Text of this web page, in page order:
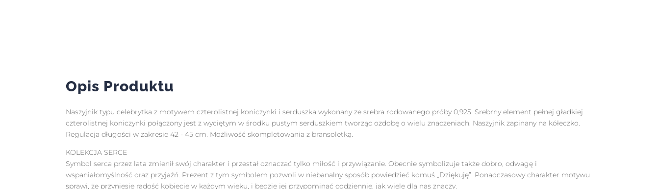
Opis Produktu
Naszyjnik typu celebrytka z motywem czterolistnej koniczynki i serduszka wykonany ze srebra rodowanego próby 0,925. Srebrny element pełnej gładkiej
czterolistnej koniczynki połączony jest z wyciętym w środku pustym serduszkiem tworząc ozdobę o wielu znaczeniach. Naszyjnik zapinany na kółeczko.
Regulacja długości w zakresie 42 - 45 cm. Możliwość skompletowania z bransoletką.
KOLEKCJA SERCE
Symbol serca przez lata zmienił swój charakter i przestał oznaczać tylko miłość i przywiązanie. Obecnie symbolizuje także dobro, odwagę i
wspaniałomyślność oraz przyjaźń. Prezent z tym symbolem pozwoli w niebanalny sposób powiedzieć komuś „Dziękuję”. Ponadczasowy charakter motywu
sprawi, że przyniesie radość kobiecie w każdym wieku, i będzie jej przypominać codziennie, jak wiele dla nas znaczy.